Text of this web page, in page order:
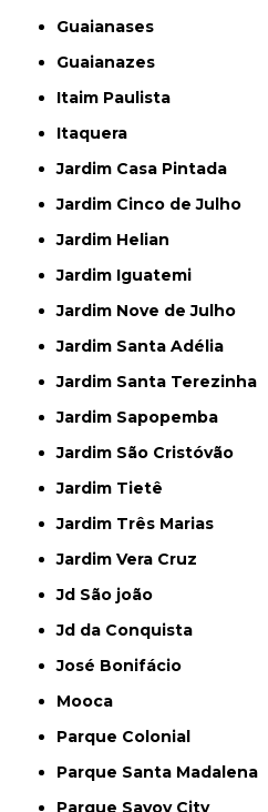
Guaianases
Guaianazes
Itaim Paulista
Itaquera
Jardim Casa Pintada
Jardim Cinco de Julho
Jardim Helian
Jardim Iguatemi
Jardim Nove de Julho
Jardim Santa Adélia
Jardim Santa Terezinha
Jardim Sapopemba
Jardim São Cristóvão
Jardim Tietê
Jardim Três Marias
Jardim Vera Cruz
Jd São joão
Jd da Conquista
José Bonifácio
Mooca
Parque Colonial
Parque Santa Madalena
Parque Savoy City